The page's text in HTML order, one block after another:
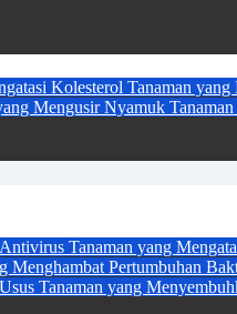
Kolesterol Tanaman yang
Mengusir Nyamuk
Tanaman yang
Menghambat Pertumbuhan
Tanaman yang